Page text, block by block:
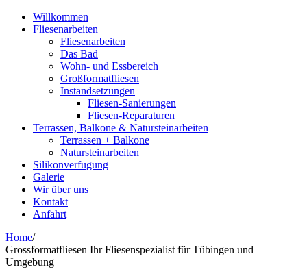
Willkommen
Fliesenarbeiten
Fliesenarbeiten
Das Bad
Wohn- und Essbereich
Großformatfliesen
Instandsetzungen
Fliesen-Sanierungen
Fliesen-Reparaturen
Terrassen, Balkone & Natursteinarbeiten
Terrassen + Balkone
Natursteinarbeiten
Silikonverfugung
Galerie
Wir über uns
Kontakt
Anfahrt
Home/
Grossformatfliesen Ihr Fliesenspezialist für Tübingen und
Umgebung